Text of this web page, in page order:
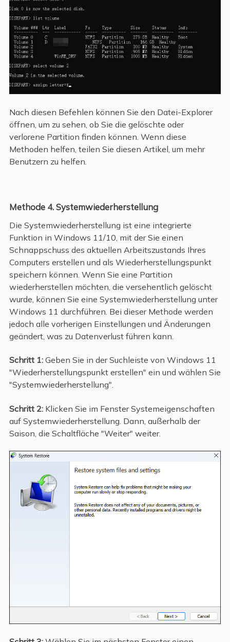
Nach diesen Befehlen können Sie den Datei-Explorer
öffnen, um zu sehen, ob Sie die gelöschte oder
verlorene Partition finden können. Wenn diese
Methoden helfen, teilen Sie diesen Artikel, um mehr
Benutzern zu helfen.
Methode 4. Systemwiederherstellung
Die Systemwiederherstellung ist eine integrierte
Funktion in Windows 11/10, mit der Sie einen
Schnappschuss des aktuellen Arbeitszustands Ihres
Computers erstellen und als Wiederherstellungspunkt
speichern können. Wenn Sie eine Partition
wiederherstellen möchten, die versehentlich gelöscht
wurde, können Sie eine Systemwiederherstellung unter
Windows 11 durchführen. Bei dieser Methode werden
jedoch alle vorherigen Einstellungen und Änderungen
geändert, was zu Datenverlust führen kann.
Schritt 1: Geben Sie in der Suchleiste von Windows 11
"Wiederherstellungspunkt erstellen" ein und wählen Sie
"Systemwiederherstellung".
Schritt 2: Klicken Sie im Fenster Systemeigenschaften
auf Systemwiederherstellung. Dann, außerhalb der
Saison, die Schaltfläche "Weiter" weiter.